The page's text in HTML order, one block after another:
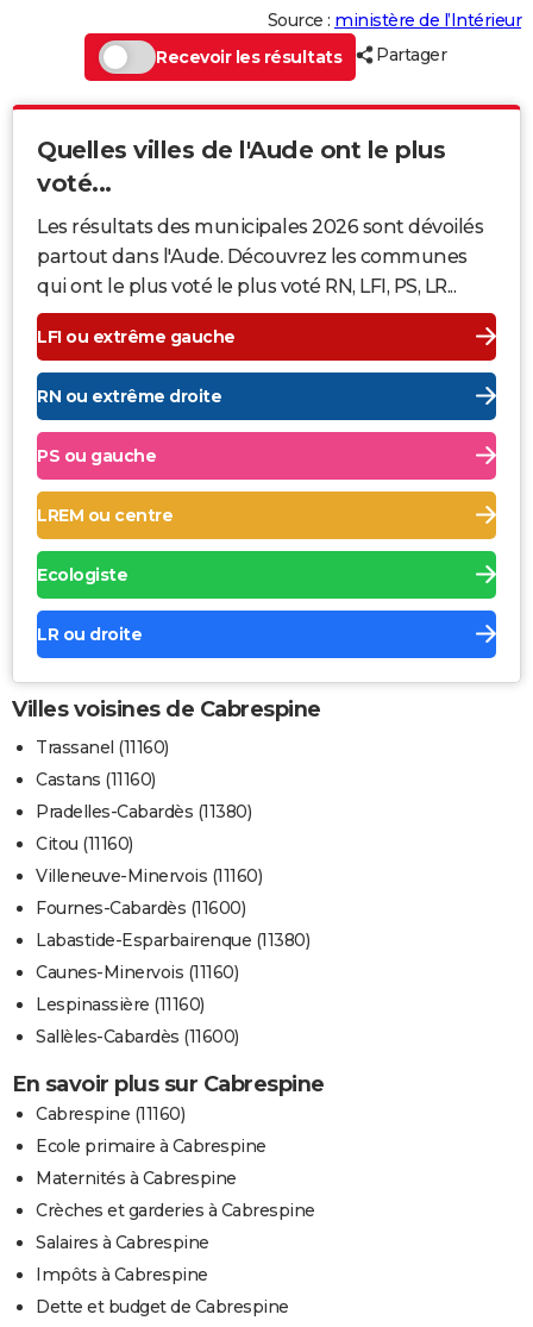
Source : ministère de l’Intérieur
Recevoir les résultats
Partager
Quelles villes de l'Aude ont le plus
voté...
Les résultats des municipales 2026 sont dévoilés
partout dans l'Aude. Découvrez les communes
qui ont le plus voté le plus voté RN, LFI, PS, LR...
LFI ou extrême gauche
RN ou extrême droite
PS ou gauche
LREM ou centre
Ecologiste
LR ou droite
Villes voisines de Cabrespine
Trassanel (11160)
Castans (11160)
Pradelles-Cabardès (11380)
Citou (11160)
Villeneuve-Minervois (11160)
Fournes-Cabardès (11600)
Labastide-Esparbairenque (11380)
Caunes-Minervois (11160)
Lespinassière (11160)
Sallèles-Cabardès (11600)
En savoir plus sur Cabrespine
Cabrespine (11160)
Ecole primaire à Cabrespine
Maternités à Cabrespine
Crèches et garderies à Cabrespine
Salaires à Cabrespine
Impôts à Cabrespine
Dette et budget de Cabrespine